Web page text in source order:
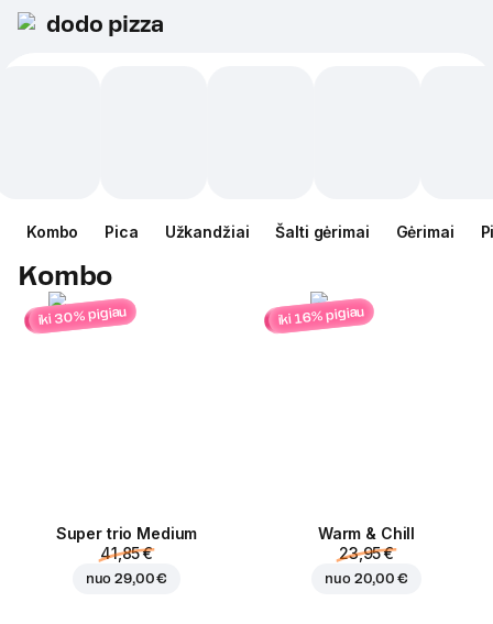
dodo pizza
Kombo Pica Užkandžiai Šalti gėrimai Gėrimai
Kombo
iki 30% pigiau
Super trio Medium
41,85 €
nuo29,00 €
iki 16% pigiau
Warm & Chill
23,95 €
nuo 20,00 €